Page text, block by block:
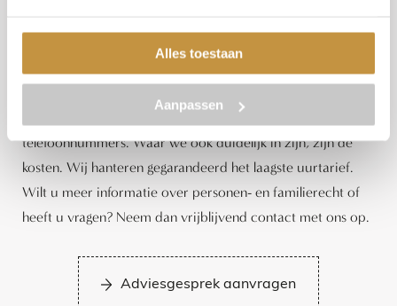
Alles toestaan
Aanpassen
Contact
whatsapp. Korte lijnen dus. Klik hier voor onze mobiele
telefoonnummers. Waar we ook duidelijk in zijn, zijn de
kosten. Wij hanteren gegarandeerd het laagste uurtarief.
Wilt u meer informatie over personen- en familierecht of
heeft u vragen? Neem dan vrijblijvend contact met ons op.
Adviesgesprek aanvragen